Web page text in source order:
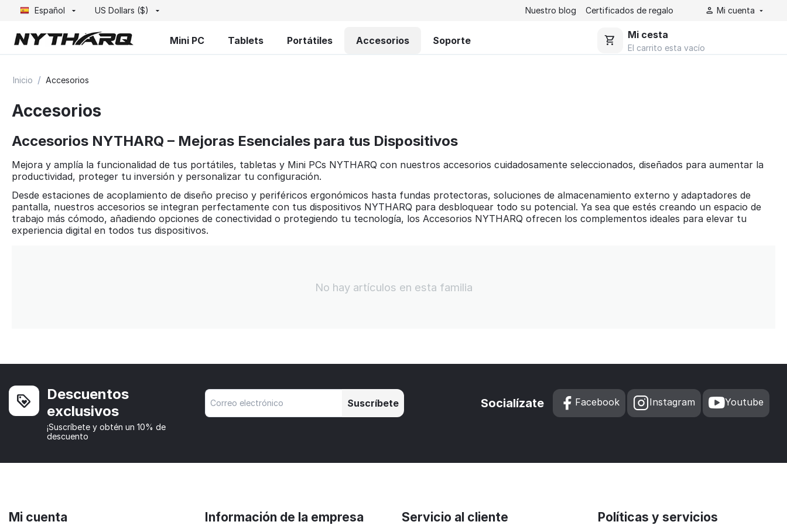
Español US Dollars ($) Nuestro blog Certificados de regalo​ Mi cuenta
Mini PC Tablets Portátiles Accesorios Soporte
Mi cesta
El carrito esta vacío
Inicio / Accesorios
Accesorios
Accesorios NYTHARQ – Mejoras Esenciales para tus Dispositivos
Mejora y amplía la funcionalidad de tus portátiles, tabletas y Mini PCs NYTHARQ con nuestros accesorios cuidadosamente seleccionados, diseñados para aumentar la
productividad, proteger tu inversión y personalizar tu configuración.
Desde estaciones de acoplamiento de diseño preciso y periféricos ergonómicos hasta fundas protectoras, soluciones de almacenamiento externo y adaptadores de
pantalla, nuestros accesorios se integran perfectamente con tus dispositivos NYTHARQ para desbloquear todo su potencial. Ya sea que estés creando un espacio de
trabajo más cómodo, añadiendo opciones de conectividad o protegiendo tu tecnología, los Accesorios NYTHARQ ofrecen los complementos ideales para elevar tu
experiencia digital en todos tus dispositivos.
No hay artículos en esta familia
Descuentos
exclusivos
¡Suscríbete y obtén un 10% de
descuento
Suscríbete Socialízate Facebook Instagram Youtube
Mi cuenta Información de la empresa Servicio al cliente Políticas y servicios